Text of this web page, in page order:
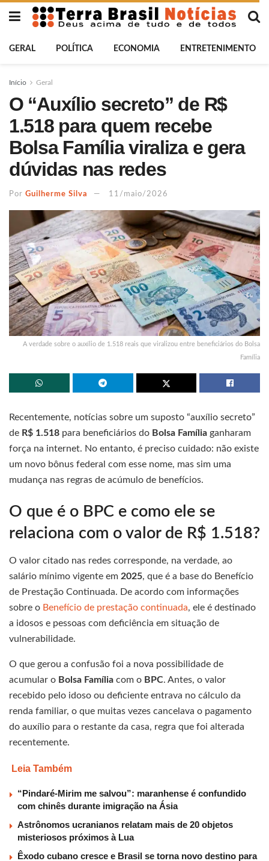
GERAL POLÍTICA ECONOMIA ENTRETENIMENTO
Início Geral
O “Auxílio secreto” de R$
1.518 para quem recebe
Bolsa Família viraliza e gera
dúvidas nas redes
Por Guilherme Silva 11/maio/2026
A verdade sobre o auxílio de 1.518 reais que viralizou entre beneficiários do Bolsa
Família
Recentemente, notícias sobre um suposto “auxílio secreto”
de R$ 1.518 para beneficiários do Bolsa Família ganharam
força na internet. No entanto, é preciso cuidado: não existe
um novo bônus federal com esse nome, mas sim uma
mudança nas regras de acúmulo de benefícios.
O que é o BPC e como ele se
relaciona com o valor de R$ 1.518?
O valor citado nas redes corresponde, na verdade, ao
salário mínimo vigente em 2025, que é a base do Benefício
de Prestação Continuada. De acordo com informações
sobre o Benefício de prestação continuada, ele é destinado
a idosos e pessoas com deficiência em situação de
vulnerabilidade.
O que gerou a confusão foi a nova possibilidade de
acumular o Bolsa Família com o BPC. Antes, o valor
recebido pelo idoso ou deficiente entrava no cálculo da
renda familiar, o que muitas vezes cancelava o pagamento
do auxílio para o restante da casa, regra que foi alterada
recentemente.
Leia Também
“Pindaré-Mirim me salvou”: maranhense é confundido
com chinês durante imigração na Ásia
Astrônomos ucranianos relatam mais de 20 objetos
misteriosos próximos à Lua
Êxodo cubano cresce e Brasil se torna novo destino para